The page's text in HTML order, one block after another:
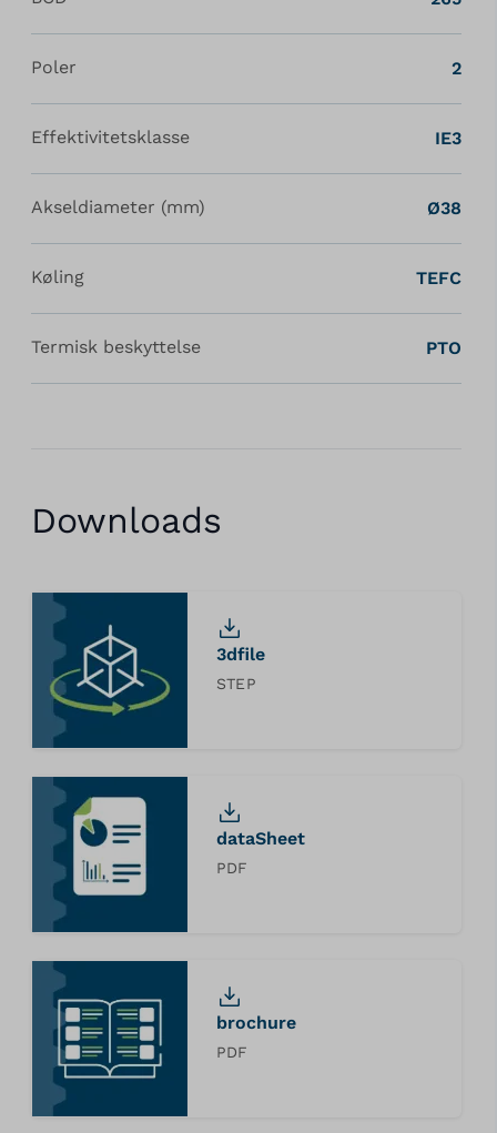
Poler 2
Effektivitetsklasse IE3
Akseldiameter (mm) Ø38
Køling TEFC
Termisk beskyttelse PTO
Downloads
3dfile
STEP
dataSheet
PDF
brochure
PDF